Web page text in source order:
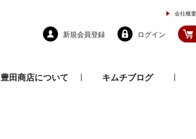
会社概要
新規会員登録 ログイン
豊田商店について キムチブログ